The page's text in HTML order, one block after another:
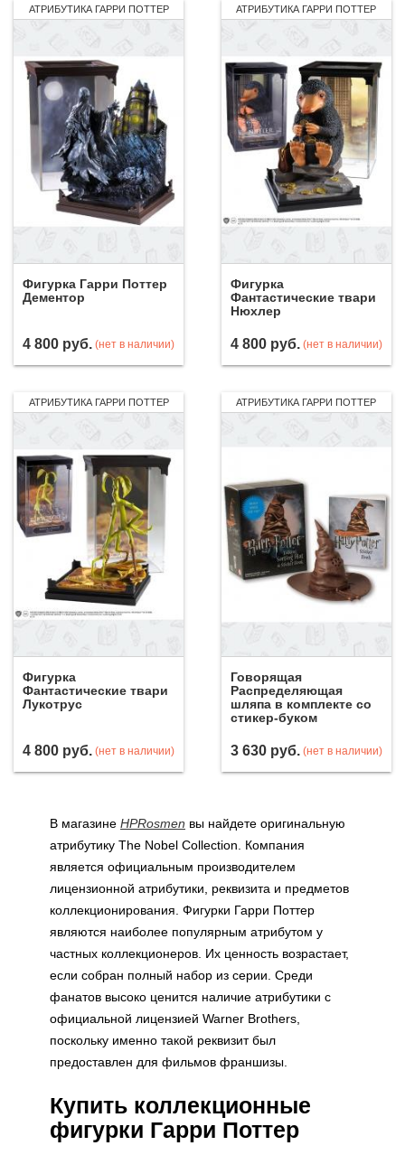
АТРИБУТИКА ГАРРИ ПОТТЕР
Фигурка Гарри Поттер
Дементор
4 800 руб. (нет в наличии)
АТРИБУТИКА ГАРРИ ПОТТЕР
Фигурка
Фантастические твари
Нюхлер
4 800 руб. (нет в наличии)
АТРИБУТИКА ГАРРИ ПОТТЕР
Фигурка
Фантастические твари
Лукотрус
4 800 руб. (нет в наличии)
АТРИБУТИКА ГАРРИ ПОТТЕР
Говорящая
Распределяющая
шляпа в комплекте со
стикер-буком
3 630 руб. (нет в наличии)
В магазине HPRosmen вы найдете оригинальную
атрибутику The Nobel Collection. Компания
является официальным производителем
лицензионной атрибутики, реквизита и предметов
коллекционирования. Фигурки Гарри Поттер
являются наиболее популярным атрибутом у
частных коллекционеров. Их ценность возрастает,
если собран полный набор из серии. Среди
фанатов высоко ценится наличие атрибутики с
официальной лицензией Warner Brothers,
поскольку именно такой реквизит был
предоставлен для фильмов франшизы.
Купить коллекционные
фигурки Гарри Поттер